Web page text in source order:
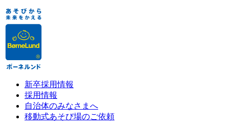
新卒採用情報
採用情報
自治体のみなさまへ
移動式あそび場のご依頼